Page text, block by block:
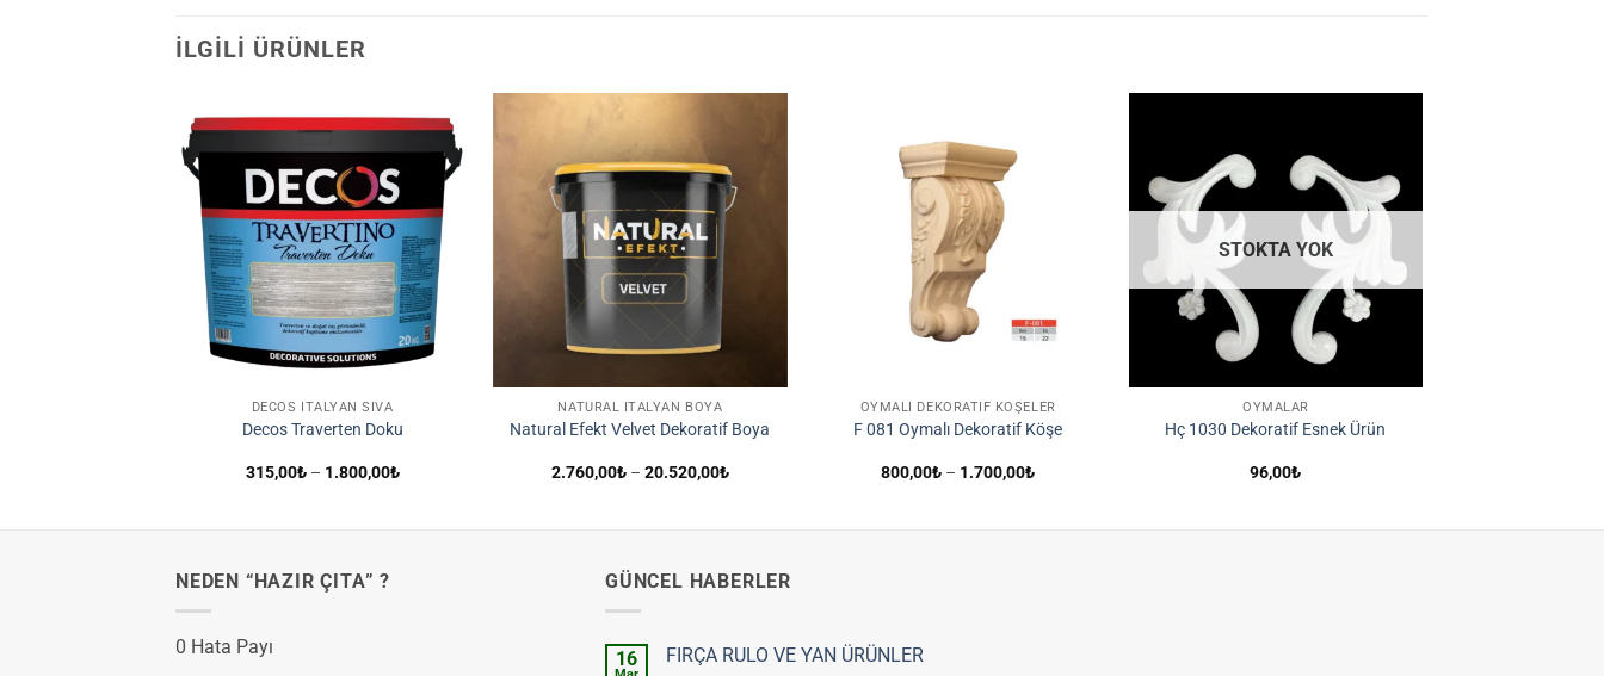
İLGILI ÜRÜNLER
İstek
Listene
DECOS İTALYAN SIVA
Decos Traverten Doku
315,00₺ – 1.800,00₺Fiyat
Listene
Ekle
NATURAL İTALYAN BOYA
Natural Efekt Velvet Dekoratif Boya
2.760,00₺ – 20.520,00₺Fiyat
OYMALI DEKORATIF KÖŞELER
F 081 Oymalı Dekoratif Köşe
800,00₺ – 1.700,00₺Fiyat
Listene
Ekle
STOKTA YOK
OYMALAR
Hç 1030 Dekoratif Esnek Ürün
96,00₺
NEDEN “HAZIR ÇITA” ?
0 Hata Payı
GÜNCEL HABERLER
16 FIRÇA RULO VE YAN ÜRÜNLER